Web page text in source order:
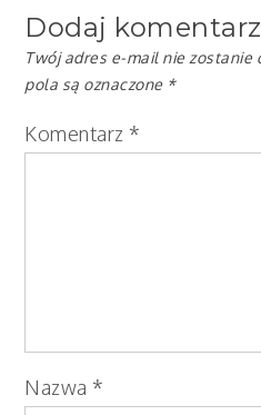
Dodaj komentarz
Twój adres e-mail nie zostanie
pola są oznaczone *
Komentarz *
Nazwa *